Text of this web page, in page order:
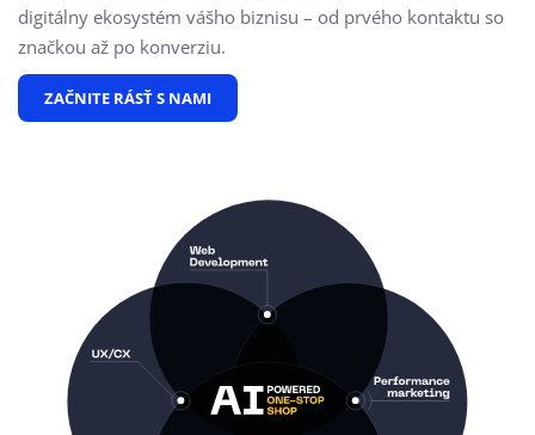
digitálny ekosystém vášho biznisu – od prvého kontaktu so
značkou až po konverziu.
ZAČNITE RÁSŤ S NAMI